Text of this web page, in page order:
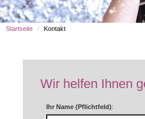
Startseite Kontakt
Wir helfen Ihnen
Ihr Name (Pflichtfeld):